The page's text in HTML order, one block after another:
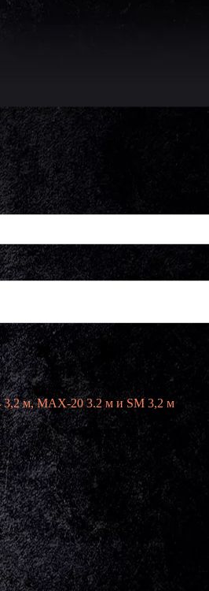
3,2 м, MAX-20 3.2 м и SM 3,2 м